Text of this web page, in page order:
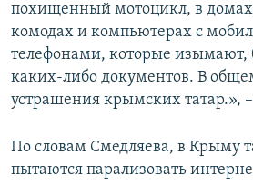
похищенный мотоцикл, в
комодах и компьютерах с
телефонами, которые изымают,
каких-либо документов. В
устрашения крымских татар.»,
По словам Смедляева, в Крыму
пытаются парализовать